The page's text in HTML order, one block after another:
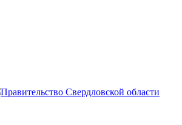
Правительство Свердловской области